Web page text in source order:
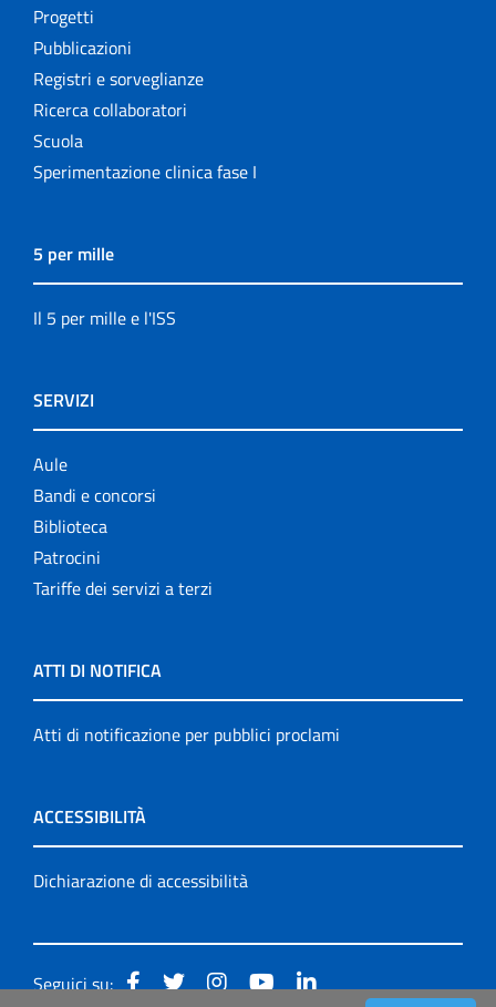
Progetti
Pubblicazioni
Registri e sorveglianze
Ricerca collaboratori
Scuola
Sperimentazione clinica fase I
5 per mille
Il 5 per mille e l'ISS
SERVIZI
Aule
Bandi e concorsi
Biblioteca
Patrocini
Tariffe dei servizi a terzi
ATTI DI NOTIFICA
Atti di notificazione per pubblici proclami
ACCESSIBILITÀ
Dichiarazione di accessibilità
Seguici su: